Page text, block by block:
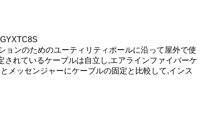
ョンのためのユーティリティポールに沿って屋外で使
れているケーブルは自立し,エアラインファイバーケ
メッセンジャーにケーブルの固定と比較して,インス